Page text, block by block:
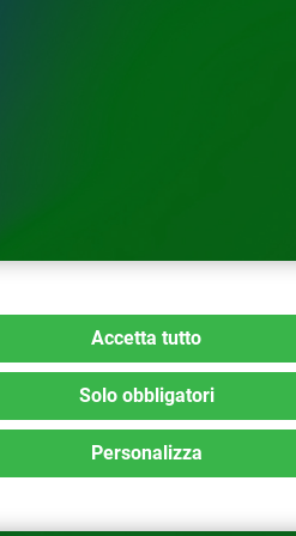
Accetta tutto
Solo obbligatori
Personalizza